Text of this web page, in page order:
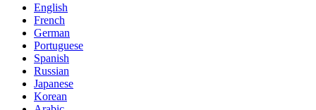
English
French
German
Portuguese
Spanish
Russian
Japanese
Korean